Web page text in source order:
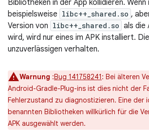
Bibliotheken in der App kollidieren. Wenn
beispielsweise libc++_shared.so ,
Version von libc++_shared.so als die
wird, wird nur eines im APK installiert.
unzuverlässigen verhalten.
Warnung :Bug 141758241: Bei älteren
Android-Gradle-Plug-ins ist dies nicht der
Fehlerzustand zu diagnostizieren. Eine der
benannten Bibliotheken willkürlich für die
APK ausgewählt werden.